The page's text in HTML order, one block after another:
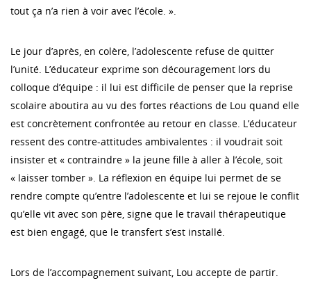
tout ça n’a rien à voir avec l’école. ».
Le jour d’après, en colère, l’adolescente refuse de quitter
l’unité. L’éducateur exprime son découragement lors du
colloque d’équipe : il lui est difficile de penser que la reprise
scolaire aboutira au vu des fortes réactions de Lou quand elle
est concrètement confrontée au retour en classe. L’éducateur
ressent des contre-attitudes ambivalentes : il voudrait soit
insister et « contraindre » la jeune fille à aller à l’école, soit
« laisser tomber ». La réflexion en équipe lui permet de se
rendre compte qu’entre l’adolescente et lui se rejoue le conflit
qu’elle vit avec son père, signe que le travail thérapeutique
est bien engagé, que le transfert s’est installé.
Lors de l’accompagnement suivant, Lou accepte de partir.